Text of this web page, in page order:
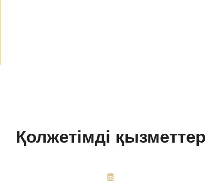
Қолжетімді қызметтер